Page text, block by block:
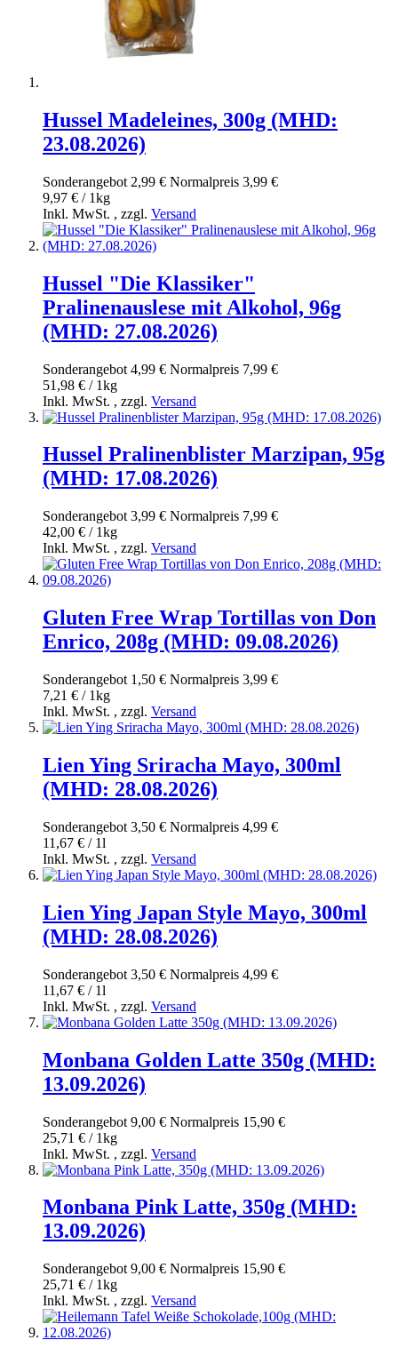
Hussel Madeleines, 300g (MHD:
23.08.2026)
Sonderangebot 2,99 € Normal­preis 3,99 €
9,97 € / 1kg
Inkl. MwSt. , zzgl. Versand
Hussel "Die Klassiker"
Pralinenauslese mit Alkohol, 96g
(MHD: 27.08.2026)
Sonderangebot 4,99 € Normal­preis 7,99 €
51,98 € / 1kg
Inkl. MwSt. , zzgl. Versand
Hussel Pralinenblister Marzipan, 95g
(MHD: 17.08.2026)
Sonderangebot 3,99 € Normal­preis 7,99 €
42,00 € / 1kg
Inkl. MwSt. , zzgl. Versand
Gluten Free Wrap Tortillas von Don
Enrico, 208g (MHD: 09.08.2026)
Sonderangebot 1,50 € Normal­preis 3,99 €
7,21 € / 1kg
Inkl. MwSt. , zzgl. Versand
Lien Ying Sriracha Mayo, 300ml
(MHD: 28.08.2026)
Sonderangebot 3,50 € Normal­preis 4,99 €
11,67 € / 1l
Inkl. MwSt. , zzgl. Versand
Lien Ying Japan Style Mayo, 300ml
(MHD: 28.08.2026)
Sonderangebot 3,50 € Normal­preis 4,99 €
11,67 € / 1l
Inkl. MwSt. , zzgl. Versand
Monbana Golden Latte 350g (MHD:
13.09.2026)
Sonderangebot 9,00 € Normal­preis 15,90 €
25,71 € / 1kg
Inkl. MwSt. , zzgl. Versand
Monbana Pink Latte, 350g (MHD:
13.09.2026)
Sonderangebot 9,00 € Normal­preis 15,90 €
25,71 € / 1kg
Inkl. MwSt. , zzgl. Versand